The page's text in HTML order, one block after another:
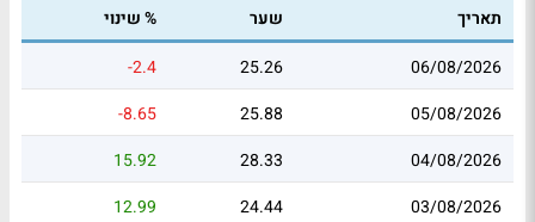
תאריך שער
% שינוי
06/08/2026
25.26
-2.4
05/08/2026
25.88
-8.65
04/08/2026
28.33
15.92
03/08/2026
24.44
12.99